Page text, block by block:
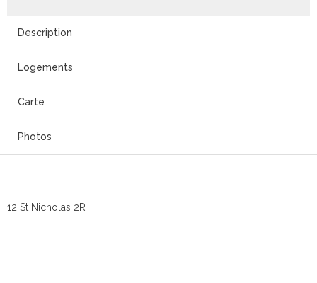
Description
Logements
Carte
Photos
12 St Nicholas 2R